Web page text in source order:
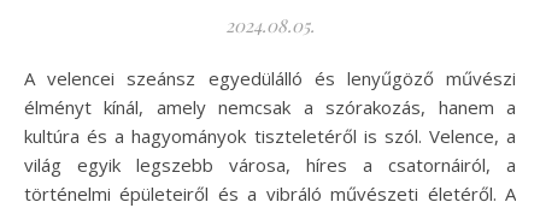
2024.08.05.
A velencei szeánsz egyedülálló és lenyűgöző művészi
élményt kínál, amely nemcsak a szórakozás, hanem a
kultúra és a hagyományok tiszteletéről is szól. Velence, a
világ egyik legszebb városa, híres a csatornáiról, a
történelmi épületeiről és a vibráló művészeti életéről. A